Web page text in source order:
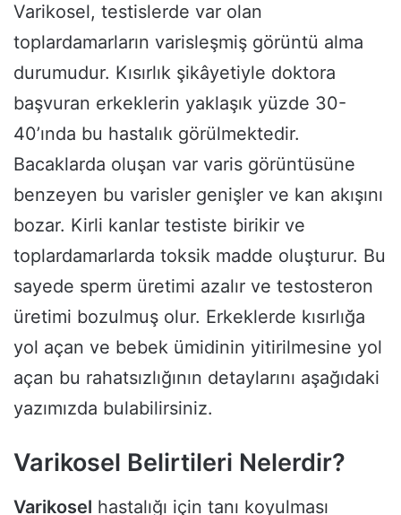
Varikosel, testislerde var olan
toplardamarların varisleşmiş görüntü alma
durumudur. Kısırlık şikâyetiyle doktora
başvuran erkeklerin yaklaşık yüzde 30-
40’ında bu hastalık görülmektedir.
Bacaklarda oluşan var varis görüntüsüne
benzeyen bu varisler genişler ve kan akışını
bozar. Kirli kanlar testiste birikir ve
toplardamarlarda toksik madde oluşturur. Bu
sayede sperm üretimi azalır ve testosteron
üretimi bozulmuş olur. Erkeklerde kısırlığa
yol açan ve bebek ümidinin yitirilmesine yol
açan bu rahatsızlığının detaylarını aşağıdaki
yazımızda bulabilirsiniz.
Varikosel Belirtileri Nelerdir?
Varikosel hastalığı için tanı koyulması